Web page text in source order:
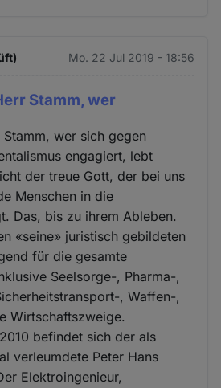
Mo. 22 Jul 2019 - 18:56
Stamm, wer
wer sich gegen
engagiert, lebt
der treue Gott, der bei uns
Menschen in die
Das, bis zu ihrem Ableben.
«seine» juristisch gebildeten
für die gesamte
Seelsorge-, Pharma-,
, Waffen-,
Wirtschaftszweige.
befindet sich der als
verleumdete Peter Hans
Elektroingenieur,